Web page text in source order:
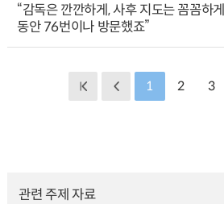
“감독은 깐깐하게, 사후 지도는 꼼꼼하
동안 76번이나 방문했죠”
1 2 3
관련 주제 자료